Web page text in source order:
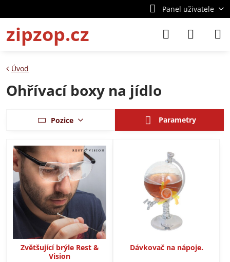
Panel uživatele
zipzop.cz
Úvod
Ohřívací boxy na jídlo
Pozice Parametry
Zvětšující brýle Rest &
Vision
Dávkovač na nápoje.